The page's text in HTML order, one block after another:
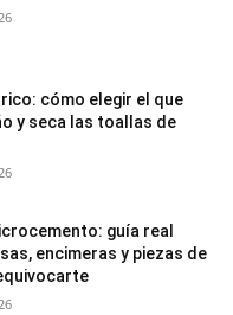
cómo elegir el que
y seca las toallas de
guía real
encimeras y piezas de